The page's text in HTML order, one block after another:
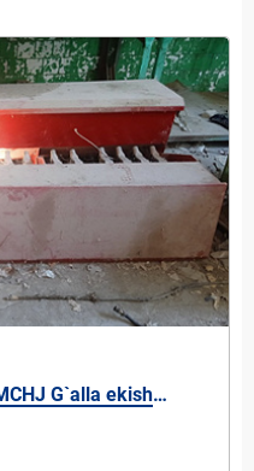
G`alla ekish